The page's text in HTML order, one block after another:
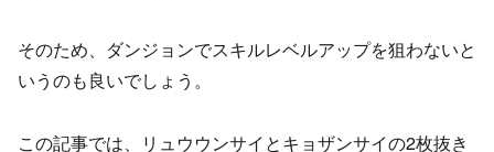
そのため、ダンジョンでスキルレベルアップを狙わないと
いうのも良いでしょう。
この記事では、リュウウンサイとキョザンサイの2枚抜き